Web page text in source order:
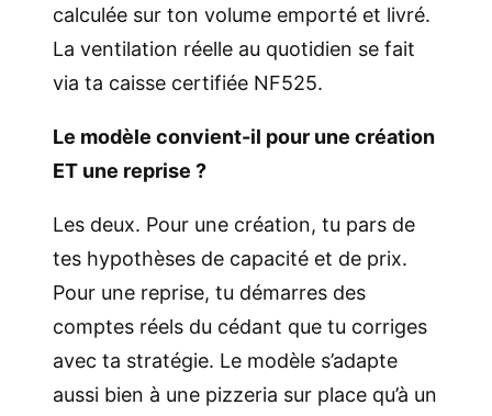
calculée sur ton volume emporté et livré.
La ventilation réelle au quotidien se fait
via ta caisse certifiée NF525.
Le modèle convient-il pour une création
ET une reprise ?
Les deux. Pour une création, tu pars de
tes hypothèses de capacité et de prix.
Pour une reprise, tu démarres des
comptes réels du cédant que tu corriges
avec ta stratégie. Le modèle s’adapte
aussi bien à une pizzeria sur place qu’à un